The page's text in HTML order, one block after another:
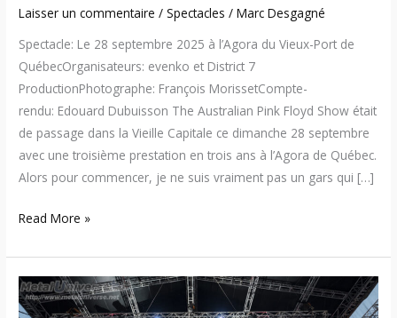
Laisser un commentaire /Spectacles /Marc Desgagné
Spectacle: Le 28 septembre 2025 à l’Agora du Vieux-Port de
QuébecOrganisateurs: evenko et District 7
ProductionPhotographe: François MorissetCompte-
rendu: Edouard Dubuisson The Australian Pink Floyd Show était
de passage dans la Vieille Capitale ce dimanche 28 septembre
avec une troisième prestation en trois ans à l’Agora de Québec.
Alors pour commencer, je ne suis vraiment pas un gars qui […]
Read More »
24:06:15
–